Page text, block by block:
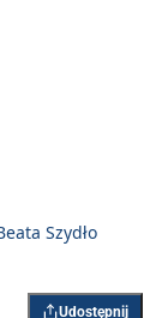
Szydło
Udostępnij